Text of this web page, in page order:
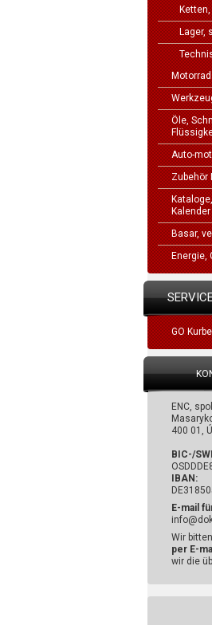
Lager,
Öle,
Auto-
Zubehör
Kalender
Basar,
Energie,
GO
ENC,
400 01,
BIC-/
IBAN:
E-mail
Wir
per E-
wir die